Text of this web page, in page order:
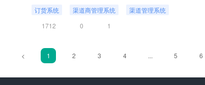
析，探讨如何挖掘潜在需求，助力渠道商拓展业务领域。
订货系统 渠道商管理系统
渠道管理系统
1712
0 1
< 1 2 3 4 ... 5 6